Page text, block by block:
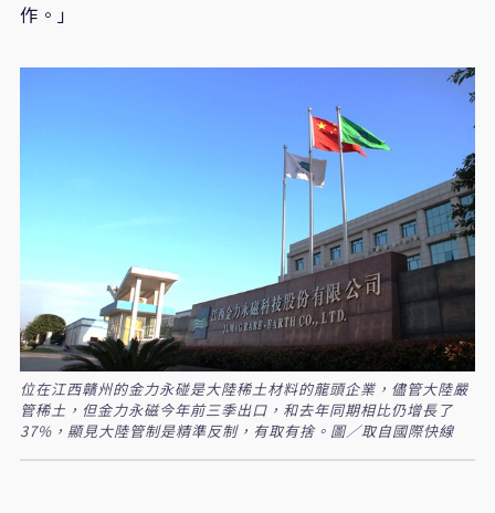
作。」
位在江西贛州的金力永碰是大陸稀土材料的龍頭企業，儘管大陸嚴
管稀土，但金力永磁今年前三季出口，和去年同期相比仍增長了
37%，顯見大陸管制是精準反制，有取有捨。圖／取自國際快線